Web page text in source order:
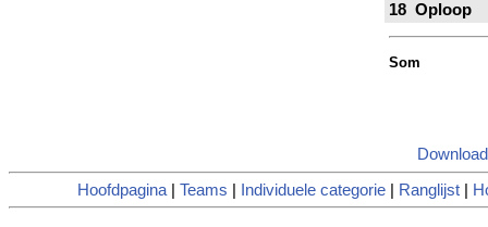
18 Oploop
Som
Hoofdpagina Teams Individuele categorie Ranglijst